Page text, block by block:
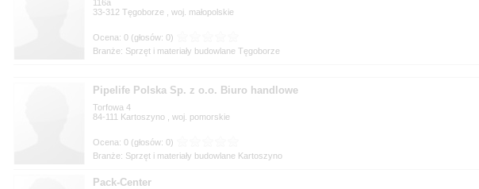
116a
33-312
, woj.
Branże: Sprzęt i materiały budowlane Tęgoborze
Pipelife Polska Sp. z o.o. Biuro handlowe
Torfowa 4
84-111
, woj.
Branże: Sprzęt i materiały budowlane Kartoszyno
Pack-Center